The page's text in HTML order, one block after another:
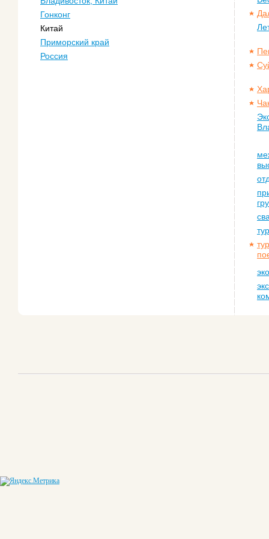
Гонконг
Китай
Приморский край
Россия